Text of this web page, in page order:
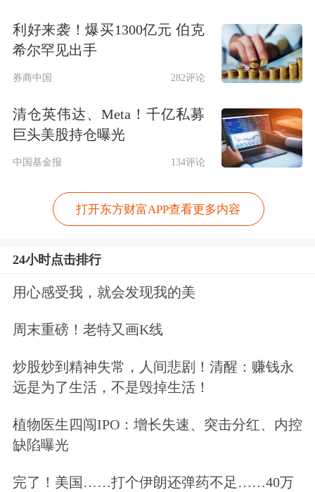
宏辉果蔬(603336.SH)公告称，公司控股
股东、实际控制人黄俊辉与苏州申泽瑞
泰企业管理合伙企业（有限合伙）签署
《股份转让协议》，拟通过协议转让的
方式向申泽瑞泰转让其所持有公司
26.54%股份及该等股份所对应的所有股
东权利和权益。转让价格为每股人民币
5.68元，合计价款为人民币8.6亿元。同
转让过户登记完成，且申泽瑞泰全额支
付《股份转让协议》约定的第三期股份
转让款之日起，黄俊辉放弃其所持有上
市公司12%股份对应的表决权。本次权
益变动完成后，公司控股股东将由黄俊
辉变更为申泽瑞泰，实际控制人将由黄
利好来袭！爆买1300亿元 伯克
希尔罕见出手
券商中国 282评论
清仓英伟达、Meta！千亿私募
巨头美股持仓曝光
中国基金报 134评论
打开东方财富APP查看更多内容
24小时点击排行
用心感受我，就会发现我的美
周末重磅！老特又画K线
炒股炒到精神失常，人间悲剧！清醒：赚钱永
远是为了生活，不是毁掉生活！
植物医生四闯IPO：增长失速、突击分红、内控
缺陷曝光
完了！美国……打个伊朗还弹药不足……40万